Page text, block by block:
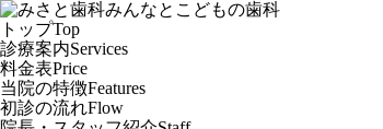
トップTop
診療案内Services
料金表Price
当院の特徴Features
初診の流れFlow